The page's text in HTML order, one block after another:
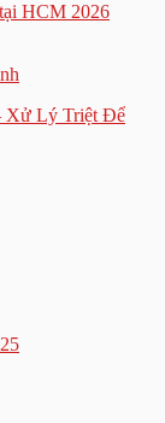
HCM 2026
Xử Lý Triệt Để